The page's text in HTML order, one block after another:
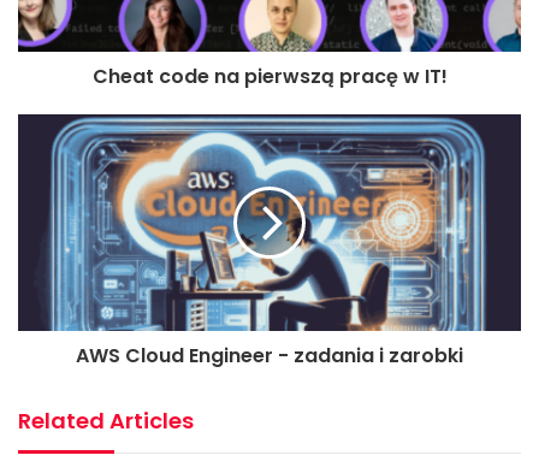
Cheat code na pierwszą pracę w IT!
AWS Cloud Engineer - zadania i zarobki
Related Articles